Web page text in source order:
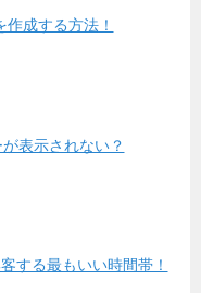
成する方法！
表示されない？
する最もいい時間帯！